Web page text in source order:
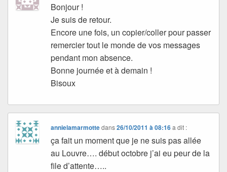
Bonjour !
Je suis de retour.
Encore une fois, un copier/coller pour passer
remercier tout le monde de vos messages
pendant mon absence.
Bonne journée et à demain !
Bisoux
annielamarmottedans26/10/2011 à 08:16 a dit :
ça fait un moment que je ne suis pas allée
au Louvre…. début octobre j’ai eu peur de la
file d’attente…..